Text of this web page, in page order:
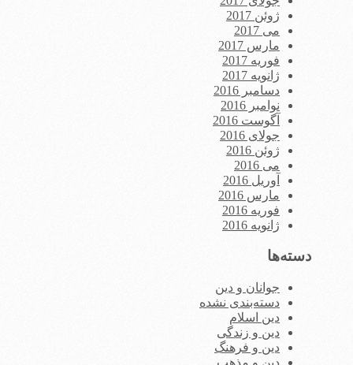
ژوئن 2017
می 2017
مارس 2017
فوریه 2017
ژانویه 2017
دسامبر 2016
نوامبر 2016
آگوست 2016
جولای 2016
ژوئن 2016
می 2016
آوریل 2016
مارس 2016
فوریه 2016
ژانویه 2016
دسته‌ها
جوانان و دین
دسته‌بندی نشده
دین اسلام
دین و زندگی
دین و فرهنگ
دین و مذهب